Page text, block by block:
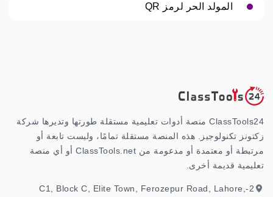
المولد الحر لرمز QR
ClassTools24 منصة أدوات تعليمية مستقلة طورتها وتديرها شركة
زكتونز تكنولوجيز. هذه المنصة مستقلة تمامًا، وليست تابعة أو
مرتبطة أو معتمدة أو مدعومة من ClassTools.net أو أي منصة
تعليمية قديمة أخرى.
2-C1, Block C, Elite Town, Ferozepur Road, Lahore,